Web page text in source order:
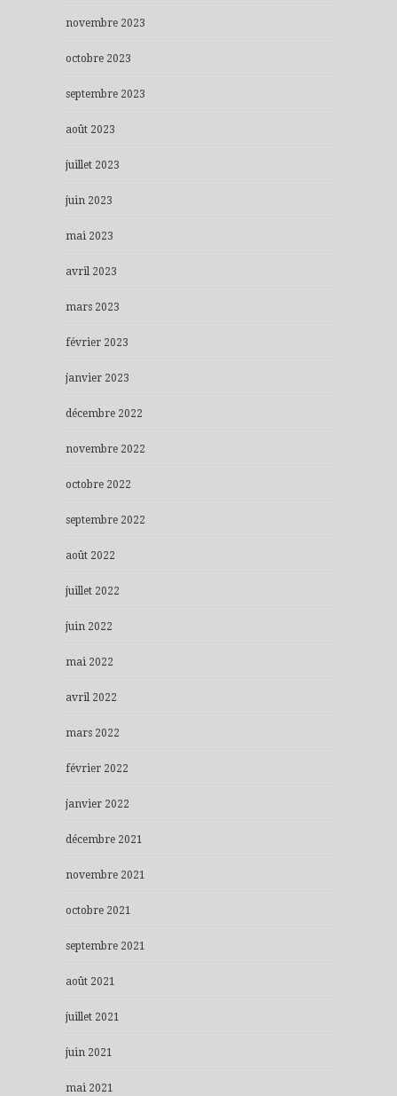
novembre 2023
octobre 2023
septembre 2023
août 2023
juillet 2023
juin 2023
mai 2023
avril 2023
mars 2023
février 2023
janvier 2023
décembre 2022
novembre 2022
octobre 2022
septembre 2022
août 2022
juillet 2022
juin 2022
mai 2022
avril 2022
mars 2022
février 2022
janvier 2022
décembre 2021
novembre 2021
octobre 2021
septembre 2021
août 2021
juillet 2021
juin 2021
mai 2021